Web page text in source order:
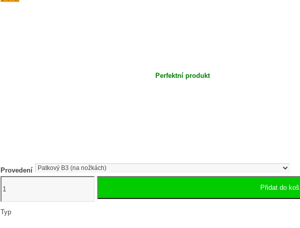
Perfektní produkt
Provedení
jednofázový
elektromotor
1ALJ100L2-
Přidat do
Typ